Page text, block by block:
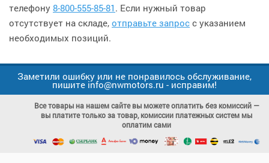
телефону 8-800-555-85-81 . Если нужный товар
отсутствует на складе, отправьте запрос с указанием
необходимых позиций.
Заметили ошибку или не понравилось обслуживание,
пишите info@nwmotors.ru - исправим!
Все товары на нашем сайте вы можете оплатить без комиссий —
вы платите только за товар, комиссии платежных систем мы
оплатим сами